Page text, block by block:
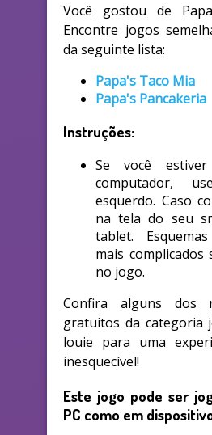
Você gostou de
Encontre jogos
da seguinte lista:
Papa's Taco Mia
Papa's Pancakeria
Instruções:
Se você
computador,
esquerdo. Caso
na tela do seu
tablet.
mais complicados
no jogo.
Confira alguns dos
gratuitos da categoria
louie para uma
inesquecível!
Este jogo pode ser
PC como em